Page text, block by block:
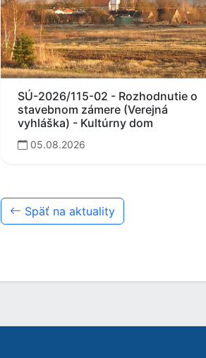
SÚ-2026/115-02 - Rozhodnutie o
stavebnom zámere (Verejná
vyhláška) - Kultúrny dom
05.08.2026
Späť na aktuality